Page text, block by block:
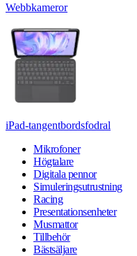
Webbkameror
iPad-tangentbordsfodral
Mikrofoner
Högtalare
Digitala pennor
Simuleringsutrustning
Racing
Presentationsenheter
Musmattor
Tillbehör
Bästsäljare